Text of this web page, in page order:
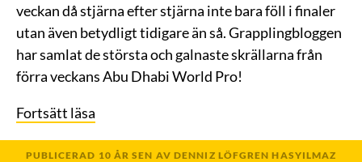
veckan då stjärna efter stjärna inte bara föll i finaler
utan även betydligt tidigare än så. Grapplingbloggen
har samlat de största och galnaste skrällarna från
förra veckans Abu Dhabi World Pro!
Fortsätt läsa
PUBLICERAD 10 ÅR SEN AV DENNIZ LÖFGREN HASYILMAZ